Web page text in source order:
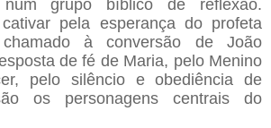
num grupo bíblico de reflexão.
cativar pela esperança do profeta
à conversão de João
de fé de Maria, pelo Menino
pelo silêncio e obediência de
os personagens centrais do